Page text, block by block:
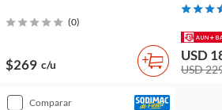
(0)
$269 c/u
USD
USD
comparar